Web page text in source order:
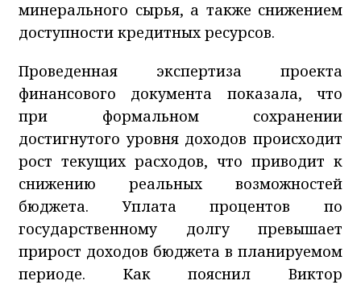
минерального сырья, а также снижением
доступности кредитных ресурсов.
Проведенная экспертиза проекта
финансового документа показала, что
при формальном сохранении
достигнутого уровня доходов происходит
рост текущих расходов, что приводит к
снижению реальных возможностей
бюджета. Уплата процентов по
государственному долгу превышает
прирост доходов бюджета в планируемом
периоде. Как пояснил Виктор